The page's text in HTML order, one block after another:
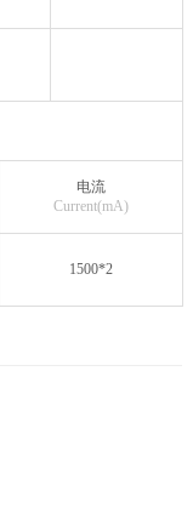
电流
Current(mA)
1500*2